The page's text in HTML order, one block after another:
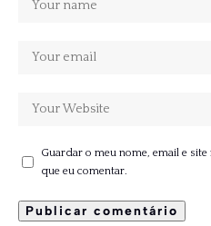
Guardar o meu nome, email e
que eu comentar.